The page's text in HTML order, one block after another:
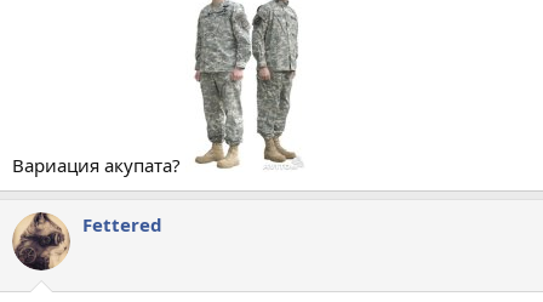
Вариация акупата?
Fettered